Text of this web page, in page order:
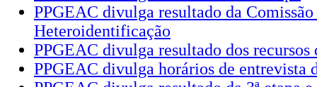
PPGEAC divulga resultado da Comissão
Heteroidentificação
PPGEAC divulga resultado dos recursos
PPGEAC divulga horários de entrevista